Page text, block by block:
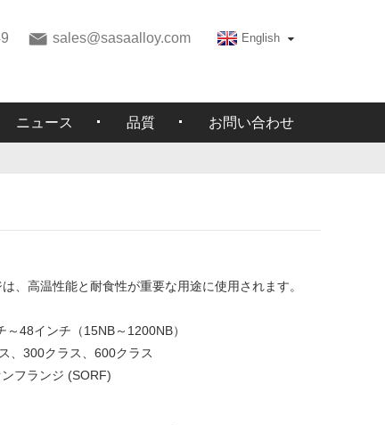
sales@sasaalloy.com English
ニュース 品質 お問い合わせ
、高温性能と耐食性が重要な用途に使用されます。
～48インチ（15NB～1200NB）
、300クラス、600クラス
フランジ (SORF)